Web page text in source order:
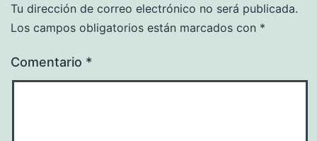
Tu dirección de correo electrónico no será publicada.
Los campos obligatorios están marcados con *
Comentario *